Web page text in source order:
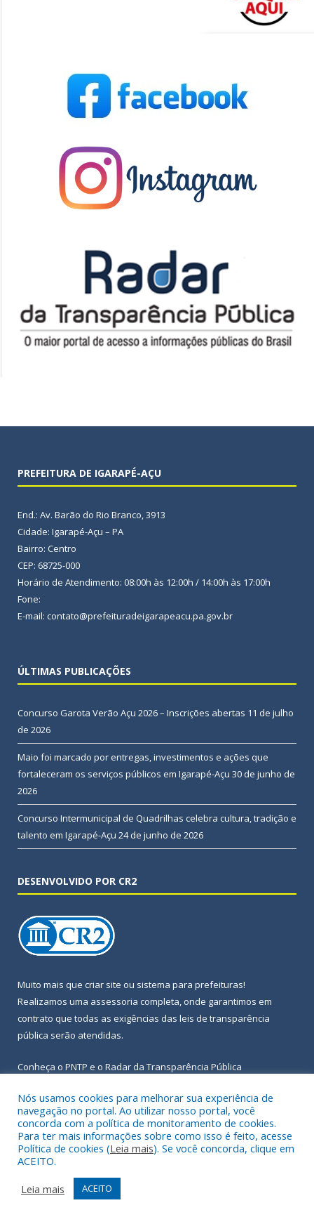
PREFEITURA DE IGARAPÉ-AÇU
End.: Av. Barão do Rio Branco, 3913
Cidade: Igarapé-Açu – PA
Bairro: Centro
CEP: 68725-000
Horário de Atendimento: 08:00h às 12:00h / 14:00h às 17:00h
Fone:
E-mail: contato@prefeituradeigarapeacu.pa.gov.br
ÚLTIMAS PUBLICAÇÕES
Concurso Garota Verão Açu 2026 – Inscrições abertas 11 de julho
de 2026
Maio foi marcado por entregas, investimentos e ações que
fortaleceram os serviços públicos em Igarapé-Açu 30 de junho de
2026
Concurso Intermunicipal de Quadrilhas celebra cultura, tradição e
talento em Igarapé-Açu 24 de junho de 2026
DESENVOLVIDO POR CR2
Muito mais que criar site ou sistema para prefeituras!
Realizamos uma assessoria completa, onde garantimos em
contrato que todas as exigências das leis de transparência
pública serão atendidas.
Conheça o PNTP e o Radar da Transparência Pública
Todos os direitos reservados a Prefeitura Municipal de Igarapé-
Açu.
Frequência Online
Acessar Área Administrativa
Nós usamos cookies para melhorar sua experiência de
navegação no portal. Ao utilizar nosso portal, você
concorda com a política de monitoramento de cookies.
Para ter mais informações sobre como isso é feito, acesse
Política de cookies (Leia mais). Se você concorda, clique em
ACEITO.
Leia mais
ACEITO